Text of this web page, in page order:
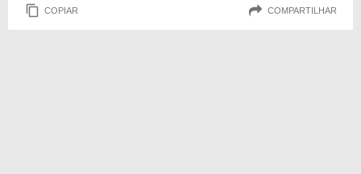
COPIAR COMPARTILHAR